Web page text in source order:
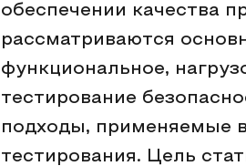
обеспечении качества
рассматриваются
функциональное,
тестирование
подходы, применяемые
тестирования. Цель